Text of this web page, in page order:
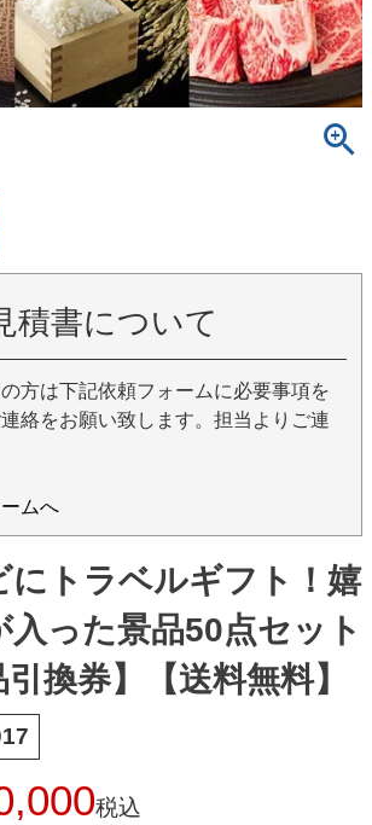
積書について
方は下記依頼フォームに必要事項を
絡をお願い致します。担当よりご連
ムへ
にトラベルギフト！嬉
入った景品50点セット
引換券】【送料無料】
税込